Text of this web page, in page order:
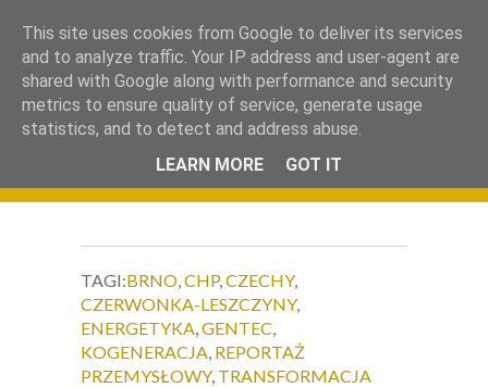
Okiem Obiektywu.
TAGI:BRNO,CHP,CZECHY,
CZERWONKA-LESZCZYNY,
ENERGETYKA,GENTEC,
KOGENERACJA, REPORTAŻ
PRZEMYSŁOWY, TRANSFORMACJA
This site uses cookies from Google to deliver its services
and to analyze traffic. Your IP address and user-agent are
shared with Google along with performance and security
metrics to ensure quality of service, generate usage
statistics, and to detect and address abuse.
LEARN MORE
GOT IT